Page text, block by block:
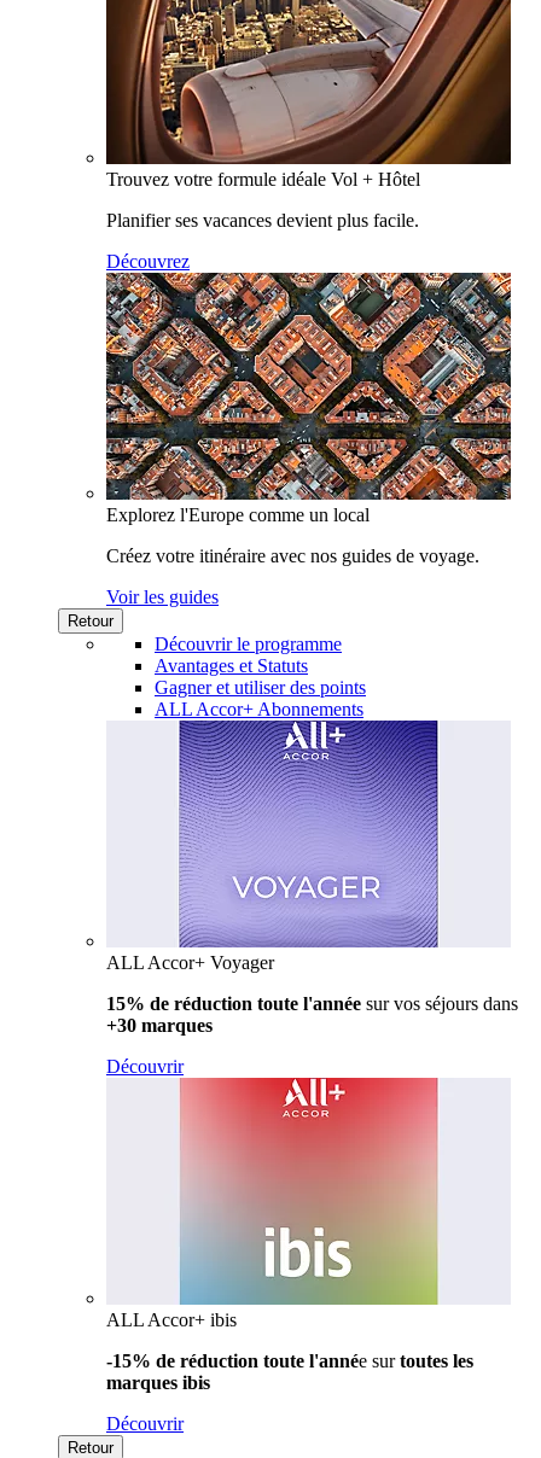
Trouvez votre formule idéale Vol + Hôtel
Planifier ses vacances devient plus facile.
Découvrez
Explorez l'Europe comme un local
Créez votre itinéraire avec nos guides de voyage.
Voir les guides
Retour
Découvrir le programme
Avantages et Statuts
Gagner et utiliser des points
ALL Accor+ Abonnements
ALL Accor+ Voyager
15% de réduction toute l'année sur vos séjours dans
+30 marques
Découvrir
ALL Accor+ ibis
-15% de réduction toute l'année surtoutes les
marques ibis
Découvrir
Retour